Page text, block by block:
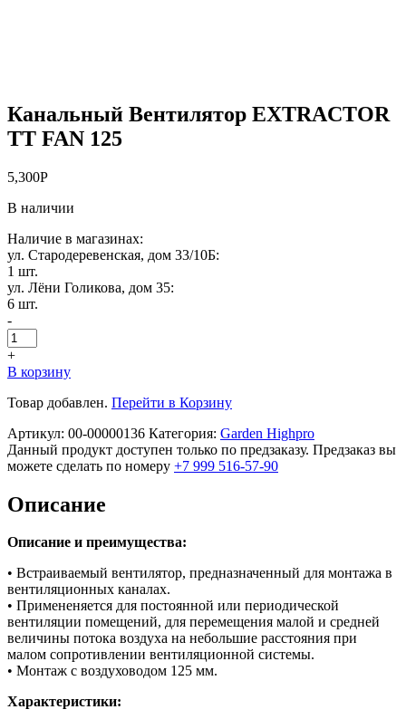
Канальный Вентилятор EXTRACTOR
TT FAN 125
5,300Р
В наличии
Наличие в магазинах:
ул. Стародеревенская, дом 33/10Б:
1 шт.
ул. Лёни Голикова, дом 35:
6 шт.
-
+
В корзину
Товар добавлен. Перейти в Корзину
Артикул: 00-00000136 Категория: Garden Highpro
Данный продукт доступен только по предзаказу. Предзаказ вы
можете сделать по номеру +7 999 516-57-90
Описание
Описание и преимущества:
• Встраиваемый вентилятор, предназначенный для монтажа в
вентиляционных каналах.
• Примененяется для постоянной или периодической
вентиляции помещений, для перемещения малой и средней
величины потока воздуха на небольшие расстояния при
малом сопротивлении вентиляционной системы.
• Монтаж с воздуховодом 125 мм.
Характеристики: